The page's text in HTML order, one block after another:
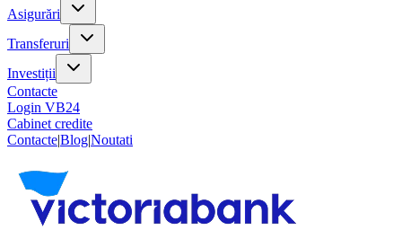
Asigurări
Transferuri
Investiții
Contacte
Login VB24
Cabinet credite
Contacte|Blog|Noutati